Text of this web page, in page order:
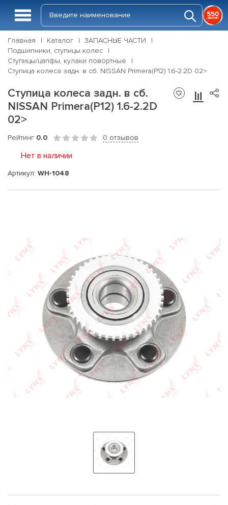
Главная Каталог
ЗАПАСНЫЕ ЧАСТИ
Подшипники, ступицы колес
Ступицы/цапфы, кулаки повортные
Ступица колеса задн. в сб. NISSAN Primera(P12) 1.6-2.2D 02>
Ступица колеса задн. в сб.
NISSAN Primera(P12) 1.6-2.2D
02>
Рейтинг 0.0 0 отзывов
Нет в наличии
Артикул: WH-1048